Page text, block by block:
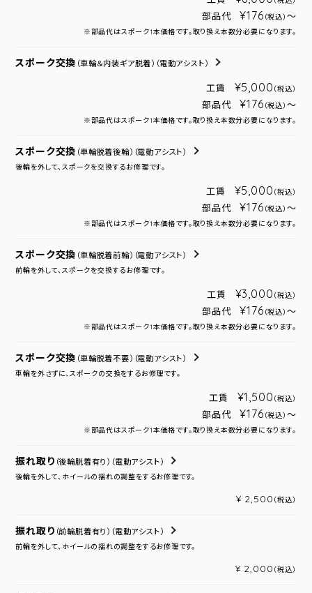
部品代 ¥176 （税込） ～
※部品代はスポーク1本価格です。取り換え本数分必要になります。
スポーク交換 （車輪＆内装ギア脱着） （電動アシスト）
工賃 ¥5,000 （税込）
部品代 ¥176 （税込） ～
※部品代はスポーク1本価格です。取り換え本数分必要になります。
スポーク交換 （車輪脱着後輪） （電動アシスト）
後輪を外して、スポークを交換するお修理です。
工賃 ¥5,000 （税込）
部品代 ¥176 （税込） ～
※部品代はスポーク1本価格です。取り換え本数分必要になります。
スポーク交換 （車輪脱着前輪） （電動アシスト）
前輪を外して、スポークを交換するお修理です。
工賃 ¥3,000 （税込）
部品代 ¥176 （税込） ～
※部品代はスポーク1本価格です。取り換え本数分必要になります。
スポーク交換 （車輪脱着不要） （電動アシスト）
車輪を外さずに、スポークの交換をするお修理です。
工賃 ¥1,500 （税込）
部品代 ¥176 （税込） ～
※部品代はスポーク1本価格です。取り換え本数分必要になります。
振れ取り （後輪脱着有り） （電動アシスト）
後輪を外して、ホイールの揺れの調整をするお修理です。
¥ 2,500 （税込）
振れ取り （前輪脱着有り） （電動アシスト）
前輪を外して、ホイールの揺れの調整をするお修理です。
¥ 2,000 （税込）